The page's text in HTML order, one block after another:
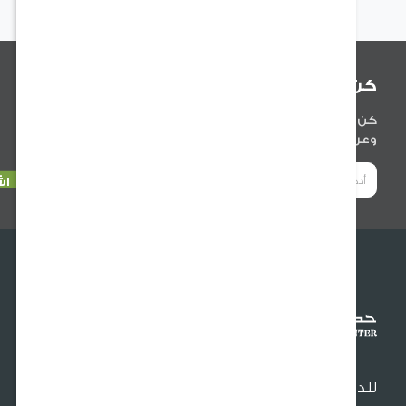
أول من يعلم
من يعلم عن آخر الأخبار المتعلقة بمنتجاتنا
والنصائح المفيدة .
والتواصل